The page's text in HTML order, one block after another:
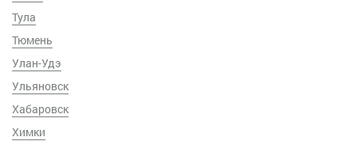
Тула
Тюмень
Улан-Удэ
Ульяновск
Хабаровск
Химки